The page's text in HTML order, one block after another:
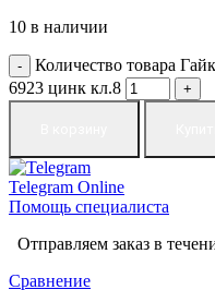
10 в наличии
Количество товара
6923 цинк кл.8
Telegram Online
Помощь специалиста
Отправляем заказ в
Сравнение